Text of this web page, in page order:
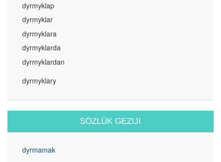
dyrmyklap
dyrmyklar
dyrmyklara
dyrmyklarda
dyrmyklardan
dyrmyklary
SÖZLÜK GEZIJI
dyrmamak